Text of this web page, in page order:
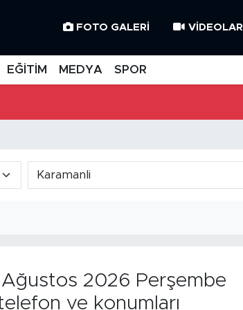
FOTO GALERI VIDEOLAR
EĞİTİM MEDYA SPOR
2026 Perşembe
ve konumları